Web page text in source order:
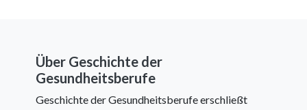
Über Geschichte der
Gesundheitsberufe
Geschichte der Gesundheitsberufe erschließt